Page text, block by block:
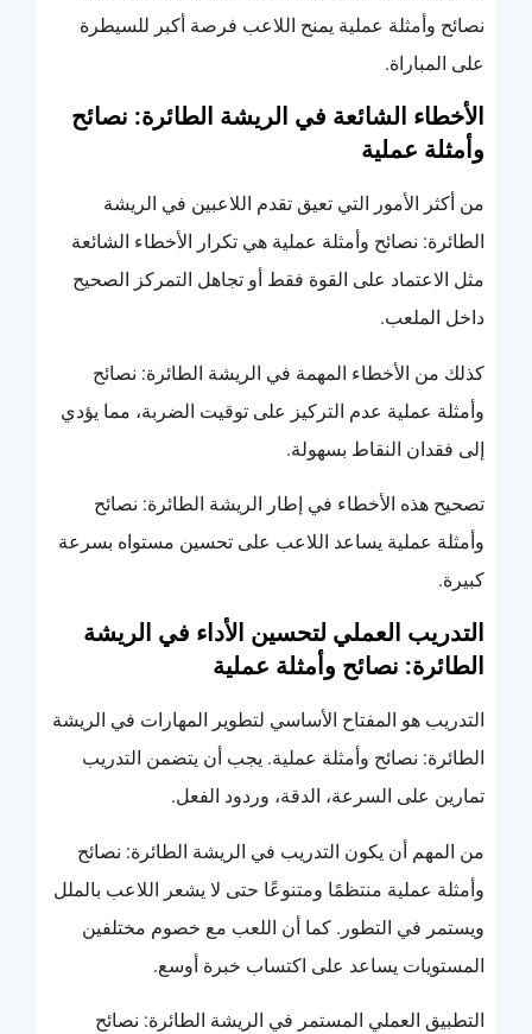
نصائح وأمثلة عملية يمنح اللاعب فرصة أكبر للسيطرة
على المباراة.
الأخطاء الشائعة في الريشة الطائرة: نصائح
وأمثلة عملية
من أكثر الأمور التي تعيق تقدم اللاعبين في الريشة
الطائرة: نصائح وأمثلة عملية هي تكرار الأخطاء الشائعة
مثل الاعتماد على القوة فقط أو تجاهل التمركز الصحيح
داخل الملعب.
كذلك من الأخطاء المهمة في الريشة الطائرة: نصائح
وأمثلة عملية عدم التركيز على توقيت الضربة، مما يؤدي
إلى فقدان النقاط بسهولة.
تصحيح هذه الأخطاء في إطار الريشة الطائرة: نصائح
وأمثلة عملية يساعد اللاعب على تحسين مستواه بسرعة
كبيرة.
التدريب العملي لتحسين الأداء في الريشة
الطائرة: نصائح وأمثلة عملية
التدريب هو المفتاح الأساسي لتطوير المهارات في الريشة
الطائرة: نصائح وأمثلة عملية. يجب أن يتضمن التدريب
تمارين على السرعة، الدقة، وردود الفعل.
من المهم أن يكون التدريب في الريشة الطائرة: نصائح
وأمثلة عملية منتظمًا ومتنوعًا حتى لا يشعر اللاعب بالملل
ويستمر في التطور. كما أن اللعب مع خصوم مختلفين
المستويات يساعد على اكتساب خبرة أوسع.
التطبيق العملي المستمر في الريشة الطائرة: نصائح